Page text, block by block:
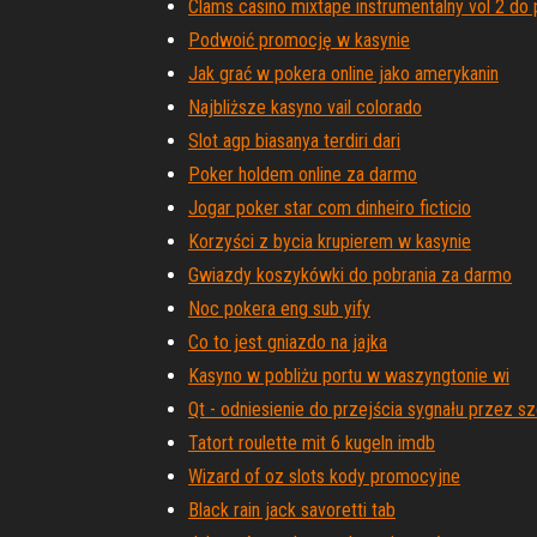
Clams casino mixtape instrumentalny vol 2 do
Podwoić promocję w kasynie
Jak grać w pokera online jako amerykanin
Najbliższe kasyno vail colorado
Slot agp biasanya terdiri dari
Poker holdem online za darmo
Jogar poker star com dinheiro ficticio
Korzyści z bycia krupierem w kasynie
Gwiazdy koszykówki do pobrania za darmo
Noc pokera eng sub yify
Co to jest gniazdo na jajka
Kasyno w pobliżu portu w waszyngtonie wi
Qt - odniesienie do przejścia sygnału przez
Tatort roulette mit 6 kugeln imdb
Wizard of oz slots kody promocyjne
Black rain jack savoretti tab